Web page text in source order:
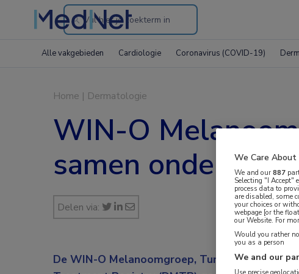
Search
the
Alle vakgebieden Cardiologie Coronavirus (COVID-19)
Home | Dermatologie
WIN-O
samen onder 1
Delen via:
De WIN-O Melanoomgroep, Tumor Focus
We Care About
We and our887
Selecting "I Accept"
process data to
are disabled, some
your choices or
webpage [or the
our Website. For
Would you rather
you as a person
We and our